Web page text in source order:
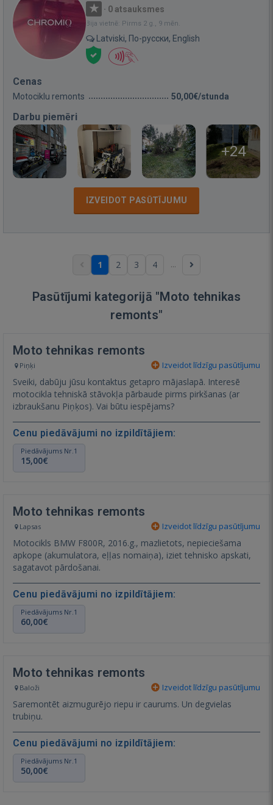
· 0 atsauksmes
Bija vietnē: Pirms 2 g., 9 mēn.
Latviski, По-русски, English
Cenas
Motociklu remonts 50,00€/stunda
Darbu piemēri
+24
IZVEIDOT PASŪTĪJUMU
1 2 3 4 ...
Pasūtījumi kategorijā "Moto tehnikas
remonts"
Moto tehnikas remonts
Piņķi Izveidot līdzīgu pasūtījumu
Sveiki, dabūju jūsu kontaktus getapro mājaslapā. Interesē
motocikla tehniskā stāvokļa pārbaude pirms pirkšanas (ar
izbraukšanu Piņķos). Vai būtu iespējams?
Cenu piedāvājumi no izpildītājiem:
Piedāvājums Nr.1
15,00€
Moto tehnikas remonts
Lapsas Izveidot līdzīgu pasūtījumu
Motocikls BMW F800R, 2016.g., mazlietots, nepieciešama
apkope (akumulatora, eļļas nomaiņa), iziet tehnisko apskati,
sagatavot pārdošanai.
Cenu piedāvājumi no izpildītājiem:
Piedāvājums Nr.1
60,00€
Moto tehnikas remonts
Baloži Izveidot līdzīgu pasūtījumu
Saremontēt aizmugurējo riepu ir caurums. Un degvielas
trubiņu.
Cenu piedāvājumi no izpildītājiem:
Piedāvājums Nr.1
50,00€